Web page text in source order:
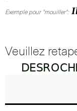
Exemple pour "mouiller":
Veuillez